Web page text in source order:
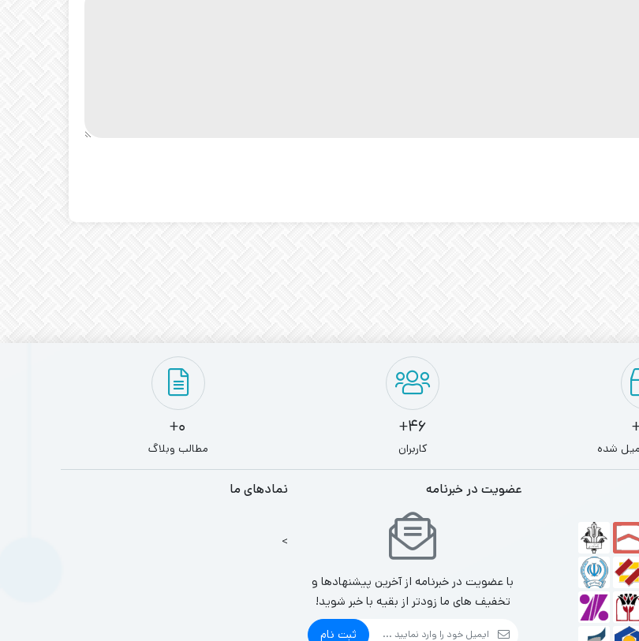
شده
46+
کاربران
0+
مطالب وبلاگ
عضویت در خبرنامه
با عضویت در خبرنامه از آخرین پیشنهادها و
تخفیف های ما زودتر از بقیه با خبر شوید!
ثبت نام
نمادهای ما
>